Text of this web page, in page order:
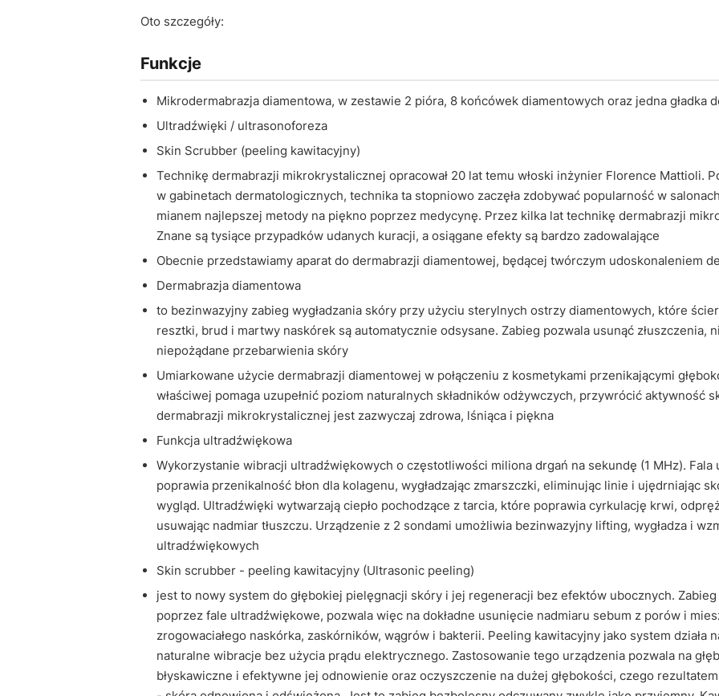
Oto szczegóły:
Funkcje
Mikrodermabrazja diamentowa, w zestawie 2 pióra, 8 końcówek diamentowych oraz jedna gładka
Ultradźwięki / ultrasonoforeza
Skin Scrubber (peeling kawitacyjny)
Technikę dermabrazji mikrokrystalicznej opracował 20 lat temu włoski inżynier Florence Mattioli.
w gabinetach dermatologicznych, technika ta stopniowo zaczęła zdobywać popularność w
mianem najlepszej metody na piękno poprzez medycynę. Przez kilka lat technikę dermabrazji
Znane są tysiące przypadków udanych kuracji, a osiągane efekty są bardzo zadowalające
Obecnie przedstawiamy aparat do dermabrazji diamentowej, będącej twórczym udoskonaleniem
Dermabrazja diamentowa
to bezinwazyjny zabieg wygładzania skóry przy użyciu sterylnych ostrzy diamentowych, które
resztki, brud i martwy naskórek są automatycznie odsysane. Zabieg pozwala usunąć złuszczenia,
niepożądane przebarwienia skóry
Umiarkowane użycie dermabrazji diamentowej w połączeniu z kosmetykami przenikającymi
właściwej pomaga uzupełnić poziom naturalnych składników odżywczych, przywrócić aktywność
dermabrazji mikrokrystalicznej jest zazwyczaj zdrowa, lśniąca i piękna
Funkcja ultradźwiękowa
Wykorzystanie wibracji ultradźwiękowych o częstotliwości miliona drgań na sekundę (1 MHz).
poprawia przenikalność błon dla kolagenu, wygładzając zmarszczki, eliminując linie i ujędrniając
wygląd. Ultradźwięki wytwarzają ciepło pochodzące z tarcia, które poprawia cyrkulację krwi,
usuwając nadmiar tłuszczu. Urządzenie z 2 sondami umożliwia bezinwazyjny lifting, wygładza i
ultradźwiękowych
Skin scrubber - peeling kawitacyjny (Ultrasonic peeling)
jest to nowy system do głębokiej pielęgnacji skóry i jej regeneracji bez efektów ubocznych.
poprzez fale ultradźwiękowe, pozwala więc na dokładne usunięcie nadmiaru sebum z porów i
zrogowaciałego naskórka, zaskórników, wągrów i bakterii. Peeling kawitacyjny jako system działa
naturalne wibracje bez użycia prądu elektrycznego. Zastosowanie tego urządzenia pozwala na
błyskawiczne i efektywne jej odnowienie oraz oczyszczenie na dużej głębokości, czego